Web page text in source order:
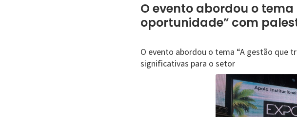
O evento abordou o
oportunidade” com
O evento abordou o tema “A gestão que
significativas para o setor